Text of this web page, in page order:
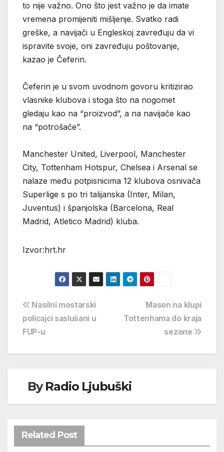
to nije važno. Ono što jest važno je da imate
vremena promijeniti mišljenje. Svatko radi
greške, a navijači u Engleskoj zavređuju da vi
ispravite svoje, oni zavređuju poštovanje,
kazao je Čeferin.
Čeferin je u svom uvodnom govoru kritizirao
vlasnike klubova i stoga što na nogomet
gledaju kao na “proizvod”, a na navijače kao
na “potrošače”.
Manchester United, Liverpool, Manchester
City, Tottenham Hotspur, Chelsea i Arsenal se
nalaze među potpisnicima 12 klubova osnivača
Superlige s po tri talijanska (Inter, Milan,
Juventus) i španjolska (Barcelona, Real
Madrid, Atletico Madrid) kluba.
Izvor:hrt.hr
Navigacija
objava
Mason na klupi
Tottenhama do kraja
sezone
Nasilni mostarski
policajci saslušani u
FUP-u
ByRadio Ljubuški
Related Post